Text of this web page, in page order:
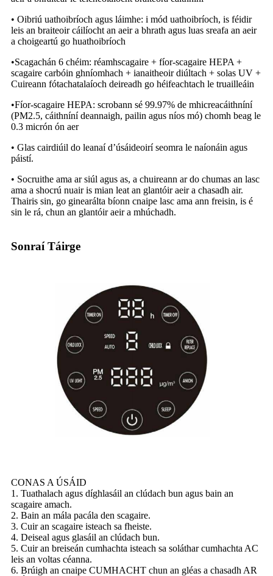
• Oibriú uathoibríoch agus láimhe: i mód uathoibríoch, is féidir
leis an braiteoir cáilíocht an aeir a bhrath agus luas sreafa an aeir
a choigeartú go huathoibríoch
•Scagachán 6 chéim: réamhscagaire + fíor-scagaire HEPA +
scagaire carbóin ghníomhach + ianaitheoir diúltach + solas UV +
Cuireann fótachatalaíoch deireadh go héifeachtach le truailleáin
•Fíor-scagaire HEPA: scrobann sé 99.97% de mhicreacáithníní
(PM2.5, cáithníní deannaigh, pailin agus níos mó) chomh beag le
0.3 micrón ón aer
• Glas cairdiúil do leanaí d’úsáideoirí seomra le naíonáin agus
páistí.
• Socruithe ama ar siúl agus as, a chuireann ar do chumas an lasc
ama a shocrú nuair is mian leat an glantóir aeir a chasadh air.
Thairis sin, go ginearálta bíonn cnaipe lasc ama ann freisin, is é
sin le rá, chun an glantóir aeir a mhúchadh.
Sonraí Táirge
CONAS A ÚSÁID
1. Tuathalach agus díghlasáil an clúdach bun agus bain an
scagaire amach.
2. Bain an mála pacála den scagaire.
3. Cuir an scagaire isteach sa fheiste.
4. Deiseal agus glasáil an clúdach bun.
5. Cuir an breiseán cumhachta isteach sa soláthar cumhachta AC
leis an voltas céanna.
6. Brúigh an cnaipe CUMHACHT chun an gléas a chasadh AR